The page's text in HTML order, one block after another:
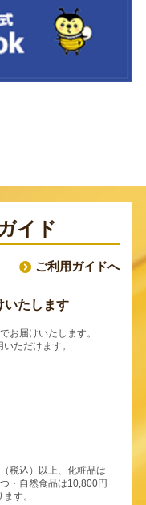
イド
ご利用ガイドへ
いたします
お届けいたします。
ただけます。
税込）以上、化粧品は
・自然食品は10,800円
す。